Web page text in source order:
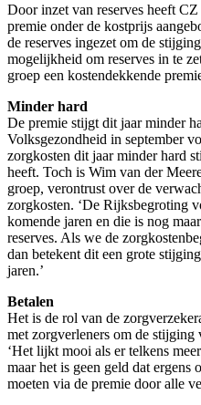
Door inzet van reserves heeft
premie onder de kostprijs
de reserves ingezet om de
mogelijkheid om reserves in te
groep een kostendekkende
Minder hard
De premie stijgt dit jaar minder
Volksgezondheid in september
zorgkosten dit jaar minder hard
heeft. Toch is Wim van der
groep, verontrust over de
zorgkosten. ‘De Rijksbegroting
komende jaren en die is nog
reserves. Als we de
dan betekent dit een grote
jaren.’
Betalen
Het is de rol van de
met zorgverleners om de stijging
‘Het lijkt mooi als er telkens
maar het is geen geld dat
moeten via de premie door alle